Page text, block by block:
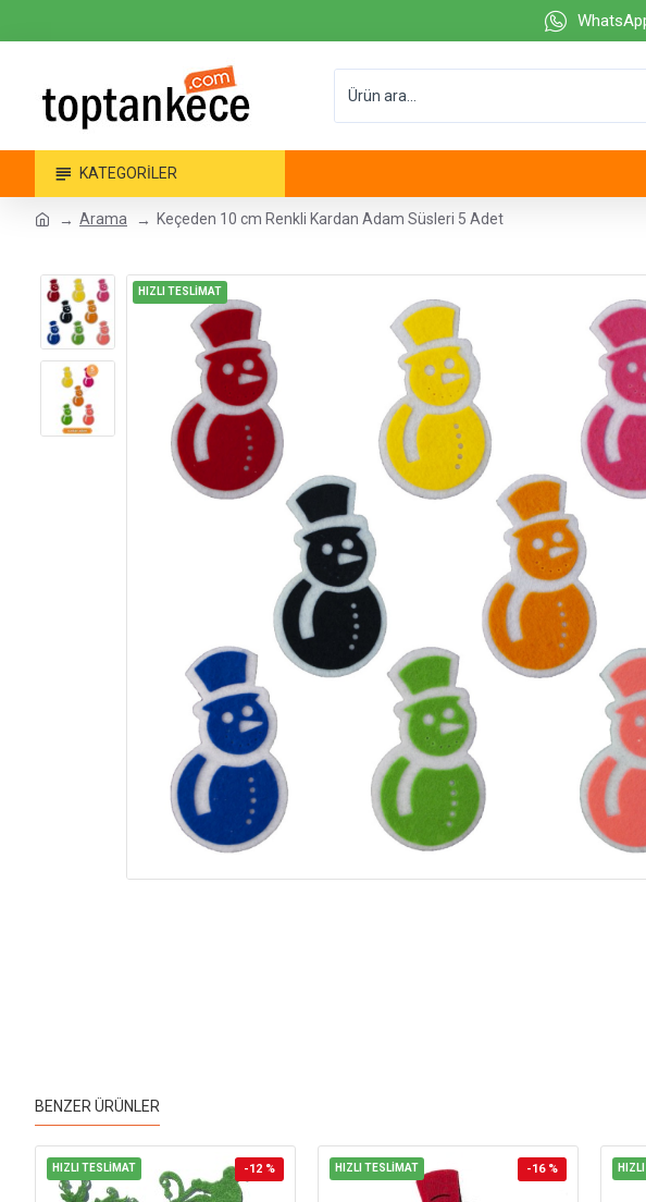
KATEGORILER
Arama Keçeden 10 cm Renkli Kardan Adam Süsleri 5 Adet
HIZLI TESLİMAT
BENZER ÜRÜNLER
HIZLI TESLİMAT -12 % HIZLI TESLİMAT -16 %